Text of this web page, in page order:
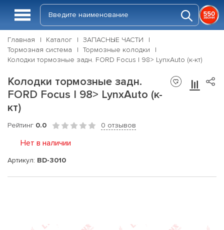
Главная Каталог
ЗАПАСНЫЕ ЧАСТИ
Тормозная система
Тормозные колодки
Колодки тормозные задн. FORD Focus I 98> LynxAuto (к-кт)
Колодки тормозные задн.
FORD Focus I 98> LynxAuto (к-
кт)
Рейтинг 0.0 0 отзывов
Нет в наличии
Артикул: BD-3010